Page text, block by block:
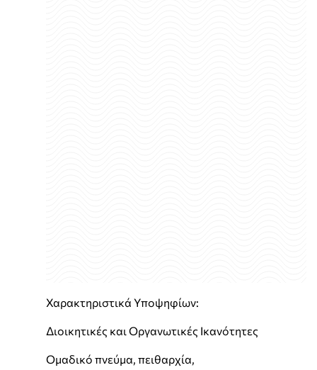
Χαρακτηριστικά Υποψηφίων:
Διοικητικές και Οργανωτικές Ικανότητες
Ομαδικό πνεύμα, πειθαρχία,